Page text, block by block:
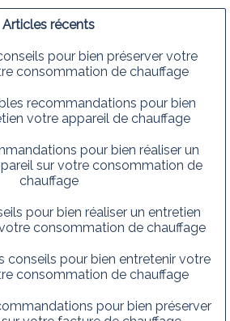
Articles récents
pour bien préserver votre
consommation de chauffage
recommandations pour bien
votre appareil de chauffage
pour bien réaliser un
sur votre consommation de
chauffage
pour bien réaliser un entretien
consommation de chauffage
conseils pour bien entretenir votre
consommation de chauffage
pour bien préserver